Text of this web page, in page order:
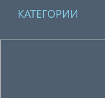
КАТЕГОРИИ